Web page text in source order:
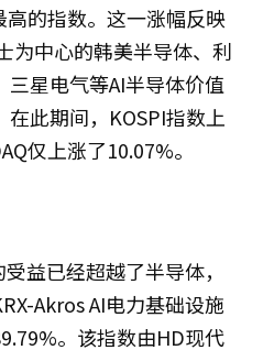
的指数。这一涨幅反映
为中心的韩美半导体、利
星电气等AI半导体价值
此期间，KOSPI指数上
仅上涨了10.07%。
益已经超越了半导体，
Akros AI电力基础设施
。该指数由HD现代